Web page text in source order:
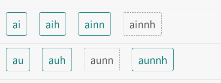
ai aih ainn ainnh
au auh aunn aunnh